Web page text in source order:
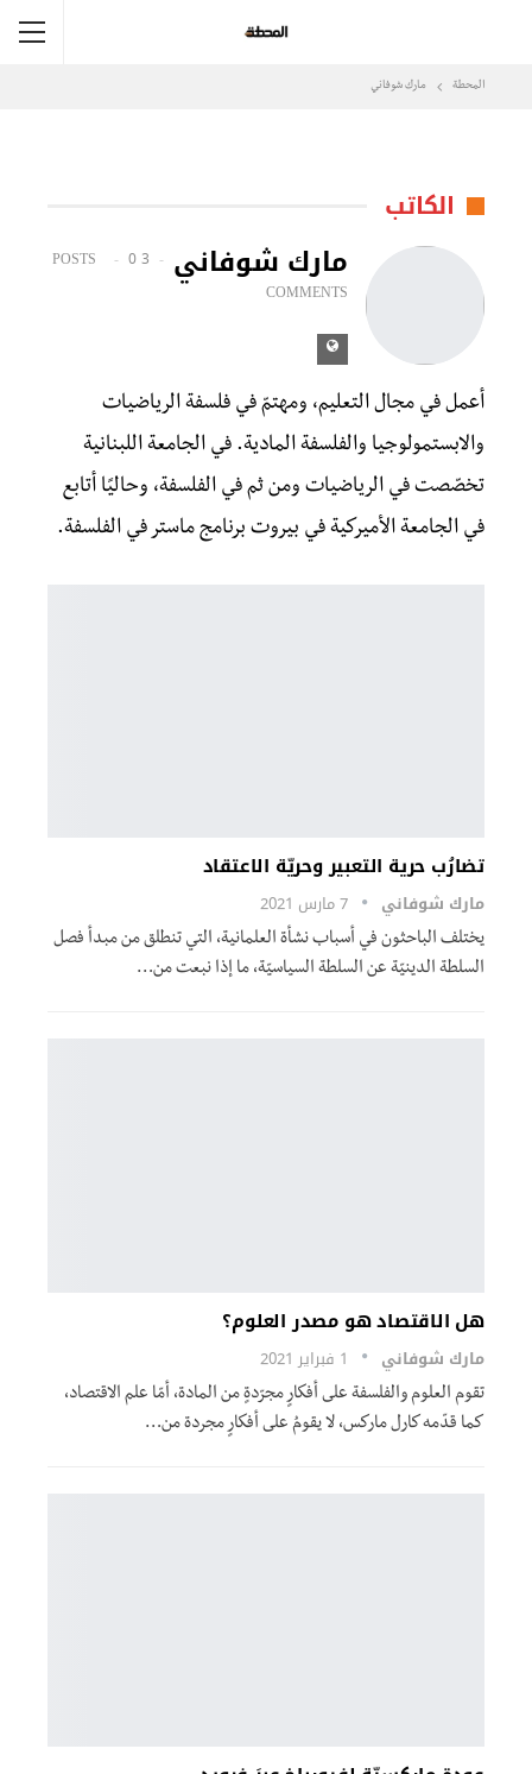
المحطة مارك شوفاني
الكاتب
مارك شوفاني 3 POSTS
0
COMMENTS
أعمل في مجال التعليم، ومهتمّ في فلسفة الرياضيات
والابستمولوجيا والفلسفة المادية. في الجامعة اللبنانية
تخصّصت في الرياضيات ومن ثم في الفلسفة، وحاليًا أتابع
في الجامعة الأميركية في بيروت برنامج ماستر في الفلسفة.
تضارُب حرية التعبير وحريّة الاعتقاد
مارك شوفاني 7 مارس 2021
يختلف الباحثون في أسباب نشأة العلمانية، التي تنطلق من مبدأ فصل
السلطة الدينيّة عن السلطة السياسيّة، ما إذا نبعت من…
هل الاقتصاد هو مصدر العلوم؟
مارك شوفاني 1 فبراير 2021
تقوم العلوم والفلسفة على أفكارٍ مجرّدةٍ من المادة، أمّا علم الاقتصاد،
كما قدّمه كارل ماركس، لا يقومُ على أفكارٍ مجردة من…